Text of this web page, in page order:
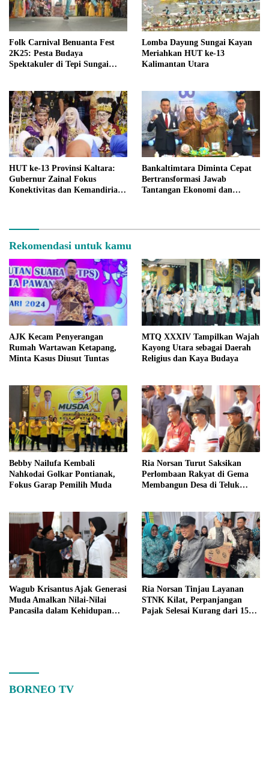
Folk Carnival Benuanta Fest
2K25: Pesta Budaya
Spektakuler di Tepi Sungai
Lomba Dayung Sungai Kayan
Meriahkan HUT ke-13
Kalimantan Utara
HUT ke-13 Provinsi Kaltara:
Gubernur Zainal Fokus
Konektivitas dan Kemandirian
Bankaltimtara Diminta Cepat
Bertransformasi Jawab
Tantangan Ekonomi dan
Rekomendasi untuk kamu
AJK Kecam Penyerangan
Rumah Wartawan Ketapang,
Minta Kasus Diusut Tuntas
MTQ XXXIV Tampilkan Wajah
Kayong Utara sebagai Daerah
Religius dan Kaya Budaya
Bebby Nailufa Kembali
Nahkodai Golkar Pontianak,
Fokus Garap Pemilih Muda
Ria Norsan Turut Saksikan
Perlombaan Rakyat di Gema
Membangun Desa di Teluk
Wagub Krisantus Ajak Generasi
Muda Amalkan Nilai-Nilai
Pancasila dalam Kehidupan
Ria Norsan Tinjau Layanan
STNK Kilat, Perpanjangan
Pajak Selesai Kurang dari 15
BORNEO TV